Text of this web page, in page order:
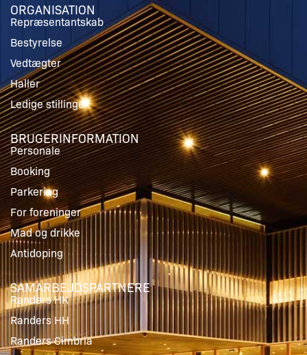
ORGANISATION
Repræsentantskab
Bestyrelse
Vedtægter
Haller
Ledige stillinger
BRUGERINFORMATION
Personale
Booking
Parkering
For foreninger
Mad og drikke
Antidoping
SAMARBEJDSPARTNERE
Randers HK
Randers HH
Randers Cimbria